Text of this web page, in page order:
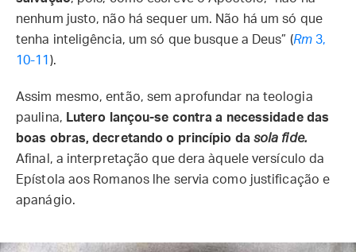
nenhum justo, não há sequer um. Não há um só que
tenha inteligência, um só que busque a Deus” (Rm3,
10-11 ).
Assim mesmo, então, sem aprofundar na teologia
paulina, Lutero lançou-se contra a necessidade das
boas obras, decretando o princípio da sola fide.
Afinal, a interpretação que dera àquele versículo da
Epístola aos Romanos lhe servia como justificação e
apanágio.